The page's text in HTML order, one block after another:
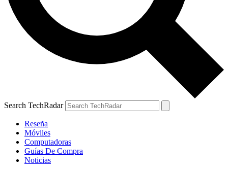
Search TechRadar
Reseña
Móviles
Computadoras
Guías De Compra
Noticias